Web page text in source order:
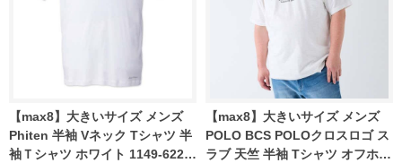
【max8】大きいサイズ メンズ
Phiten 半袖 Vネック Tシャツ 半
袖Ｔシャツ ホワイト 1149-6220-
【max8】大きいサイズ メンズ
POLO BCS POLOクロスロゴ ス
ラブ 天竺 半袖 Tシャツ オフホワ